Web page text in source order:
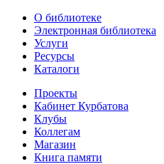
О библиотеке
Электронная библиотека
Услуги
Ресурсы
Каталоги
Проекты
Кабинет Курбатова
Клубы
Коллегам
Магазин
Книга памяти